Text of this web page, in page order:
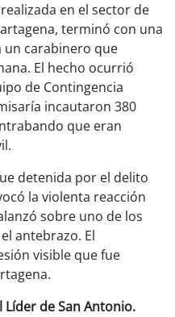
en el sector de
terminó con una
un carabinero que
El hecho ocurrió
de Contingencia
incautaron 380
que eran
detenida por el delito
la violenta reacción
sobre uno de los
antebrazo. El
visible que fue
Líder de San Antonio.